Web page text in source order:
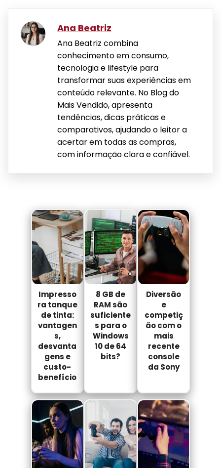
Ana Beatriz
Ana Beatriz combina
conhecimento em consumo,
tecnologia e lifestyle para
transformar suas experiências em
conteúdo relevante. No Blog do
Mais Vendido, apresenta
tendências, dicas práticas e
comparativos, ajudando o leitor a
acertar em todas as compras,
com informação clara e confiável.
Impresso
ra tanque
de tinta:
vantagen
s,
desvanta
gens e
custo-
benefício
8 GB de
RAM são
suficiente
s para o
Windows
10 de 64
bits?
Diversão
e
competiç
ão com o
mais
recente
console
da Sony